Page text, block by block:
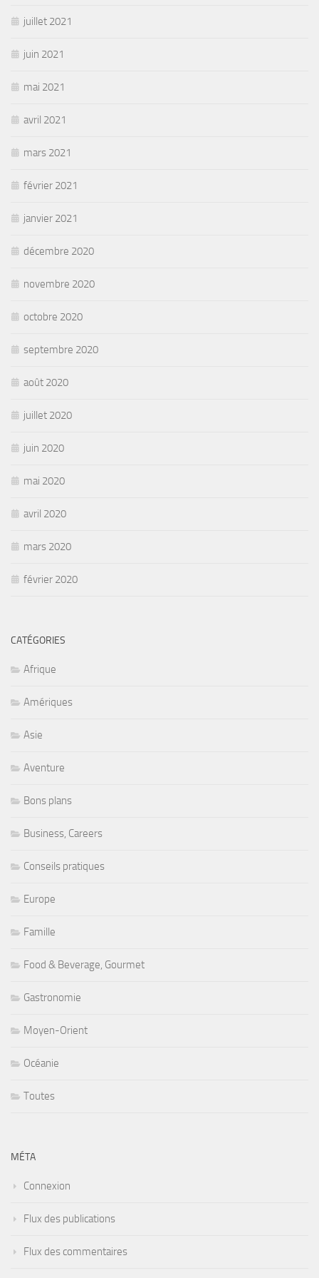
juillet 2021
juin 2021
mai 2021
avril 2021
mars 2021
février 2021
janvier 2021
décembre 2020
novembre 2020
octobre 2020
septembre 2020
août 2020
juillet 2020
juin 2020
mai 2020
avril 2020
mars 2020
février 2020
CATÉGORIES
Afrique
Amériques
Asie
Aventure
Bons plans
Business, Careers
Conseils pratiques
Europe
Famille
Food & Beverage, Gourmet
Gastronomie
Moyen-Orient
Océanie
Toutes
MÉTA
Connexion
Flux des publications
Flux des commentaires